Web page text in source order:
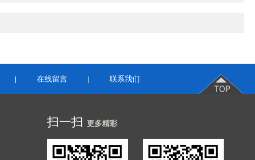
| 在线留言 | 联系我们
扫一扫 更多精彩